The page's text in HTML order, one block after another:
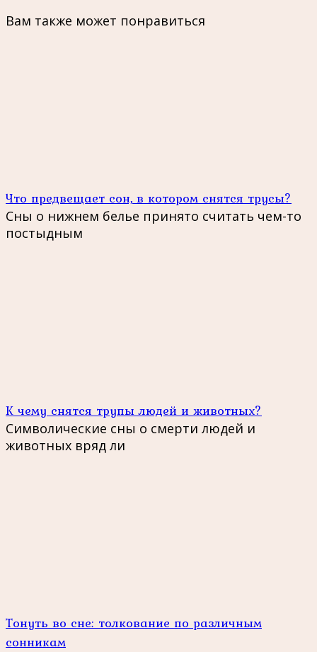
Вам также может понравиться
Что предвещает сон, в котором снятся трусы?
Сны о нижнем белье принято считать чем-то
постыдным
К чему снятся трупы людей и животных?
Символические сны о смерти людей и
животных вряд ли
Тонуть во сне: толкование по различным
сонникам